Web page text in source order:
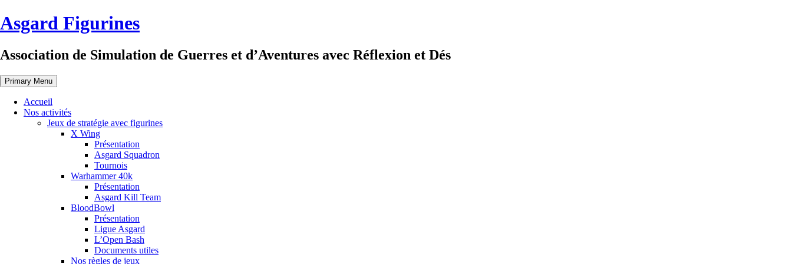
Skip
to
Asgard Figurines
Association de Simulation de Guerres et d’Aventures avec Réflexion et Dés
Primary Menu
Accueil
Nos activités
Jeux de stratégie avec figurines
X Wing
Présentation
Asgard Squadron
Tournois
Warhammer 40k
Présentation
Asgard Kill Team
BloodBowl
Présentation
Ligue Asgard
L’Open Bash
Documents utiles
Nos règles de jeux